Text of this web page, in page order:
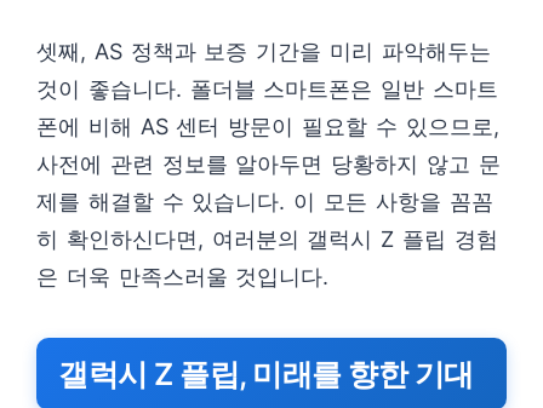
셋째, AS 정책과 보증 기간을 미리 파악해두는
것이 좋습니다. 폴더블 스마트폰은 일반 스마트
폰에 비해 AS 센터 방문이 필요할 수 있으므로,
사전에 관련 정보를 알아두면 당황하지 않고 문
제를 해결할 수 있습니다. 이 모든 사항을 꼼꼼
히 확인하신다면, 여러분의 갤럭시 Z 플립 경험
은 더욱 만족스러울 것입니다.
갤럭시 Z 플립, 미래를 향한 기대